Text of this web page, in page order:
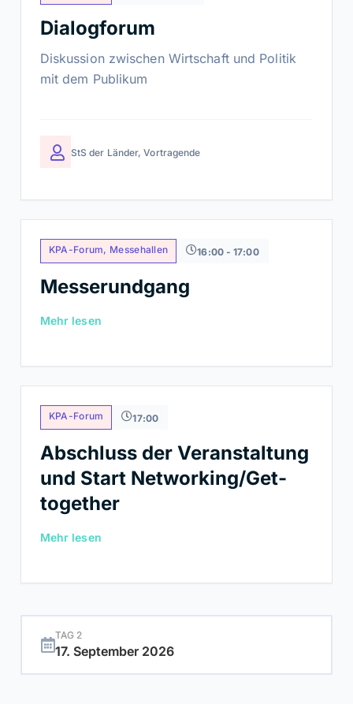
TAG 2
17. September 2026
Dialogforum
Diskussion zwischen Wirtschaft und Politik
mit dem Publikum
StS der Länder, Vortragende
KPA-Forum, Messehallen 16:00 - 17:00
Messerundgang
Mehr lesen
KPA-Forum 17:00
Abschluss der Veranstaltung
und Start Networking/Get-
together
Mehr lesen